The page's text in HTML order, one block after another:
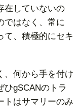
在していないの
ではなく、常に
て、積極的にセキ
、何から手を付け
ひgSCANのトラ
トはサマリーのみ